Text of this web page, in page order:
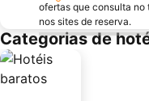
ofertas que consulta no
nos sites de reserva.
Categorias de